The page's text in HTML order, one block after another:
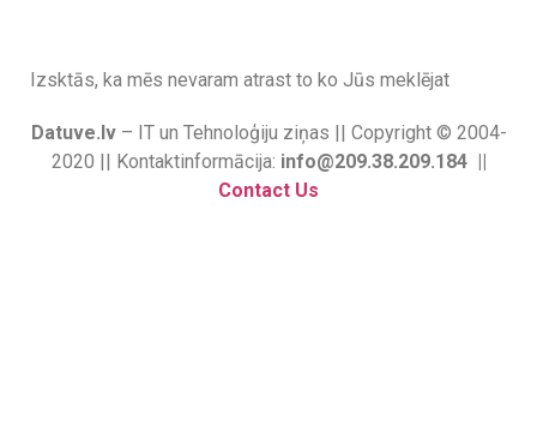
Izsktās, ka mēs nevaram atrast to ko Jūs meklējat
Datuve.lv– IT un Tehnoloģiju ziņas || Copyright © 2004-
2020 || Kontaktinformācija: info@209.38.209.184 ||
Contact Us